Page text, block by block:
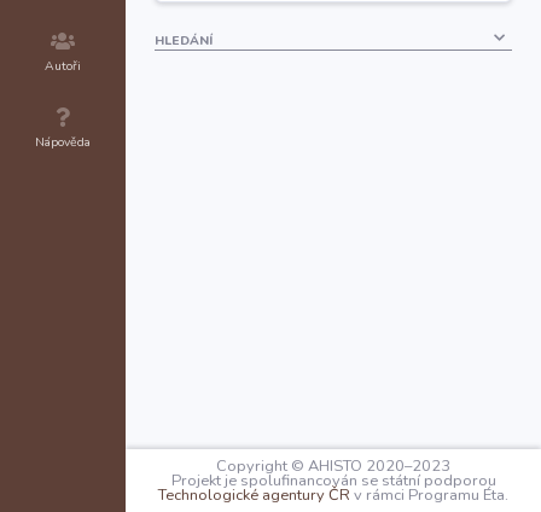
Autoři
Nápověda
HLEDÁNÍ
Copyright © AHISTO 2020–2023
Projekt je spolufinancován se státní podporou
Technologické agentury ČR v rámci Programu Éta.